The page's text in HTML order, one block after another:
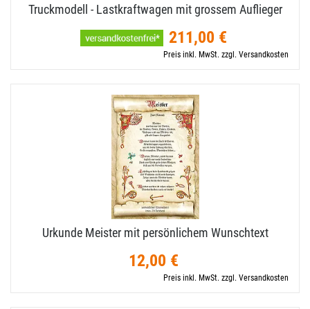
Truckmodell - Lastkraftwagen mit grossem Auflieger
211,00 €
Preis inkl. MwSt. zzgl. Versandkosten
Urkunde Meister mit persönlichem Wunschtext
12,00 €
Preis inkl. MwSt. zzgl. Versandkosten